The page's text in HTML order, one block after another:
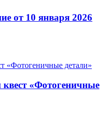
от 10 января 2026
«Фотогеничные